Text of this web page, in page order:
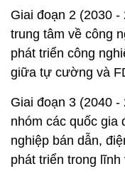
Giai đoạn 2 (2030
trung tâm về công
phát triển công
giữa tự cường và
Giai đoạn 3 (2040
nhóm các quốc gia
nghiệp bán dẫn,
phát triển trong